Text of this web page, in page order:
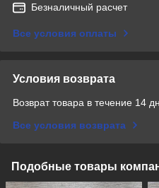
Безналичный расчет
Все условия оплаты
Условия возврата
Возврат товара в течение 14
Все условия возврата
Подобные товары